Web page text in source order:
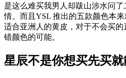
是这么难买我男人却跋山涉水问
情。而且YSL 推出的五款颜色本
适合亚洲人的黄皮，对于不会买
错颜色的可能。
星辰不是你想买先买